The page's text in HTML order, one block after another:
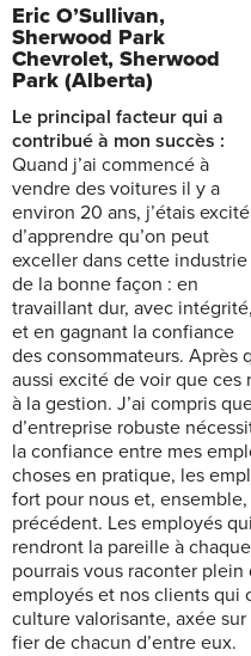
Eric O’Sullivan,
Sherwood Park
Chevrolet, Sherwood
Park (Alberta)
Le principal facteur qui a
contribué à mon succès :
Quand j’ai commencé à
vendre des voitures il y a
environ 20 ans, j’étais excité
d’apprendre qu’on peut
exceller dans cette industrie
de la bonne façon : en
travaillant dur, avec intégrité,
et en gagnant la confiance
des consommateurs. Après
aussi excité de voir que ces
à la gestion. J’ai compris
d’entreprise robuste
la confiance entre mes
choses en pratique, les
fort pour nous et,
précédent. Les employés
rendront la pareille à
pourrais vous raconter plein
employés et nos clients qui
culture valorisante, axée
fier de chacun d’entre eux.